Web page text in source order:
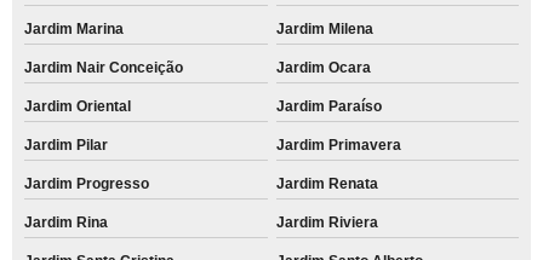
Jardim Marina Jardim Milena
Jardim Nair Conceição Jardim Ocara
Jardim Oriental Jardim Paraíso
Jardim Pilar Jardim Primavera
Jardim Progresso Jardim Renata
Jardim Rina Jardim Riviera